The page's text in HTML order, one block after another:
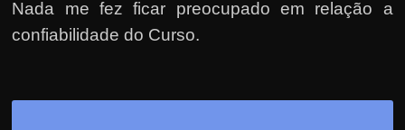
Nada me fez ficar preocupado em relação a
confiabilidade do Curso.